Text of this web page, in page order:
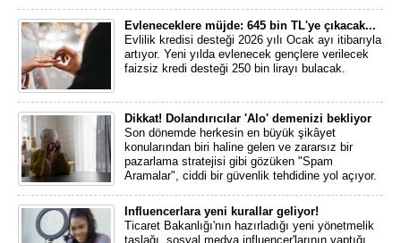
Evleneceklere müjde: 645 bin TL'ye çıkacak...
Evlilik kredisi desteği 2026 yılı Ocak ayı itibarıyla
artıyor. Yeni yılda evlenecek gençlere verilecek
faizsiz kredi desteği 250 bin lirayı bulacak.
Dikkat! Dolandırıcılar 'Alo' demenizi bekliyor
Son dönemde herkesin en büyük şikâyet
konularından biri haline gelen ve zararsız bir
pazarlama stratejisi gibi gözüken "Spam
Aramalar", ciddi bir güvenlik tehdidine yol açıyor.
Influencerlara yeni kurallar geliyor!
Ticaret Bakanlığı'nın hazırladığı yeni yönetmelik
taslağı, sosyal medya influencer'larının yaptığı